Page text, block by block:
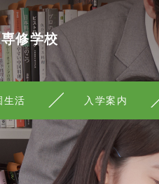
修学校
生活 入学案内